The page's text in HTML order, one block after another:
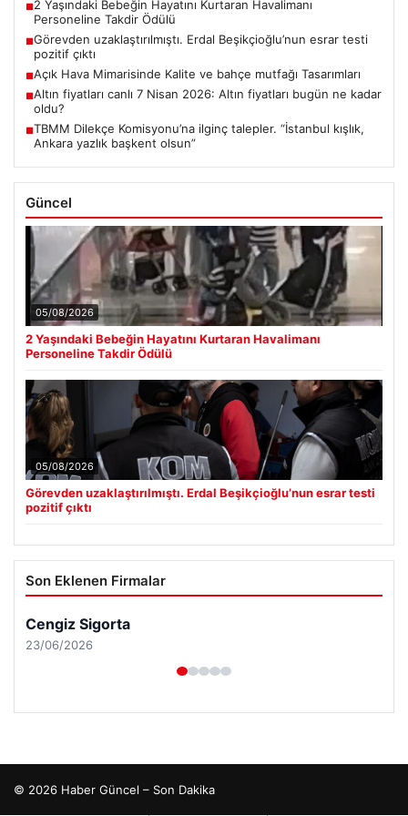
■2 Yaşındaki Bebeğin Hayatını Kurtaran Havalimanı
Personeline Takdir Ödülü
■Görevden uzaklaştırılmıştı. Erdal Beşikçioğlu’nun esrar testi
pozitif çıktı
■Açık Hava Mimarisinde Kalite ve bahçe mutfağı Tasarımları
■Altın fiyatları canlı 7 Nisan 2026: Altın fiyatları bugün ne kadar
oldu?
■TBMM Dilekçe Komisyonu’na ilginç talepler. “İstanbul kışlık,
Ankara yazlık başkent olsun”
Güncel
05/08/2026
2 Yaşındaki Bebeğin Hayatını Kurtaran Havalimanı
Personeline Takdir Ödülü
05/08/2026
Görevden uzaklaştırılmıştı. Erdal Beşikçioğlu’nun esrar testi
pozitif çıktı
Son Eklenen Firmalar